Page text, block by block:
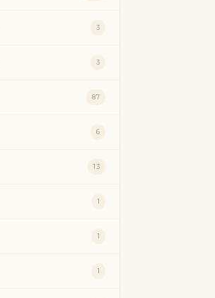
3
3
87
6
13
1
1
1